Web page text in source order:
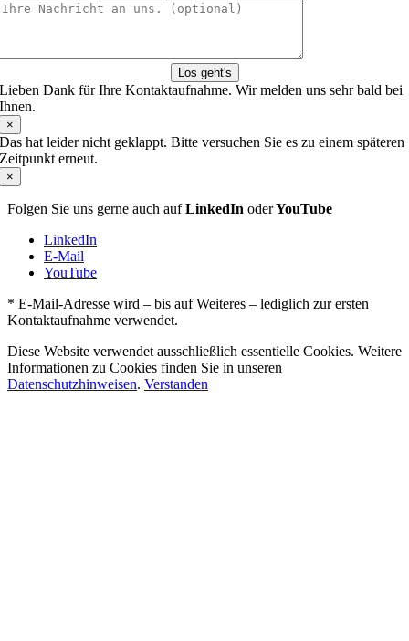
Los geht's
Lieben Dank für Ihre Kontaktaufnahme. Wir melden uns sehr bald bei
Ihnen.
×
Das hat leider nicht geklappt. Bitte versuchen Sie es zu einem späteren
Zeitpunkt erneut.
×
Folgen Sie uns gerne auch aufLinkedIn oderYouTube
LinkedIn
E-Mail
YouTube
* E-Mail-Adresse wird – bis auf Weiteres – lediglich zur ersten
Kontaktaufnahme verwendet.
Diese Website verwendet ausschließlich essentielle Cookies. Weitere
Informationen zu Cookies finden Sie in unseren
Datenschutzhinweisen. Verstanden